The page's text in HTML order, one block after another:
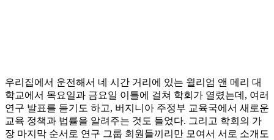
우리집에서 운전해서 네 시간 거리에 있는 윌리엄 앤 메리 대
학교에서 목요일과 금요일 이틀에 걸쳐 학회가 열렸는데, 여러
연구 발표를 듣기도 하고, 버지니아 주정부 교육국에서 새로운
교육 정책과 법률을 알려주는 것도 들었다. 그리고 학회의 가
장 마지막 순서로 연구 그룹 회원들끼리만 모여서 서로 소개도